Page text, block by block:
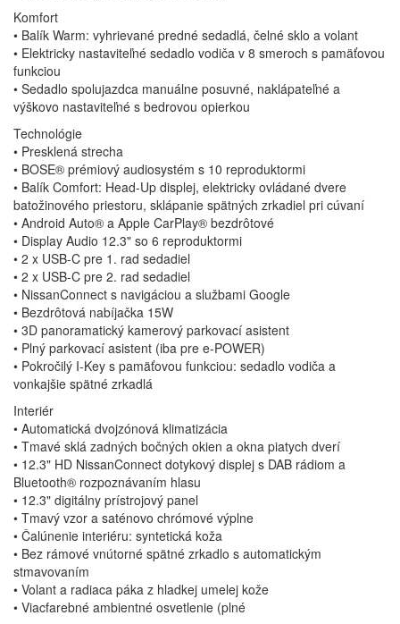
Komfort
• Balík Warm: vyhrievané predné sedadlá, čelné sklo a volant
• Elektricky nastaviteľné sedadlo vodiča v 8 smeroch s pamäťovou
funkciou
• Sedadlo spolujazdca manuálne posuvné, naklápateľné a
výškovo nastaviteľné s bedrovou opierkou
Technológie
• Presklená strecha
• BOSE® prémiový audiosystém s 10 reproduktormi
• Balík Comfort: Head-Up displej, elektricky ovládané dvere
batožinového priestoru, sklápanie spätných zrkadiel pri cúvaní
• Android Auto® a Apple CarPlay® bezdrôtové
• Display Audio 12.3" so 6 reproduktormi
• 2 x USB-C pre 1. rad sedadiel
• 2 x USB-C pre 2. rad sedadiel
• NissanConnect s navigáciou a službami Google
• Bezdrôtová nabíjačka 15W
• 3D panoramatický kamerový parkovací asistent
• Plný parkovací asistent (iba pre e-POWER)
• Pokročilý I-Key s pamäťovou funkciou: sedadlo vodiča a
vonkajšie spätné zrkadlá
Interiér
• Automatická dvojzónová klimatizácia
• Tmavé sklá zadných bočných okien a okna piatych dverí
• 12.3" HD NissanConnect dotykový displej s DAB rádiom a
Bluetooth® rozpoznávaním hlasu
• 12.3" digitálny prístrojový panel
• Tmavý vzor a saténovo chrómové výplne
• Čalúnenie interiéru: syntetická koža
• Bez rámové vnútorné spätné zrkadlo s automatickým
stmavovaním
• Volant a radiaca páka z hladkej umelej kože
• Viacfarebné ambientné osvetlenie (plné